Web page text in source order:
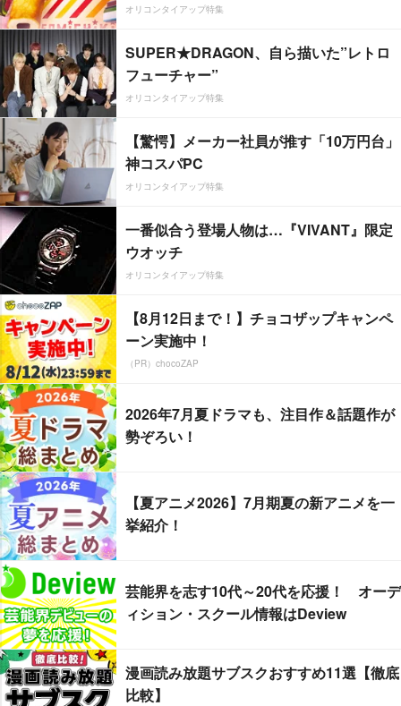
オリコンタイアップ特集
SUPER★DRAGON、自ら描いた”レトロ
フューチャー”
オリコンタイアップ特集
【驚愕】メーカー社員が推す「10万円台」
神コスパPC
オリコンタイアップ特集
一番似合う登場人物は…『VIVANT』限定
ウオッチ
オリコンタイアップ特集
【8月12日まで！】チョコザップキャンペ
ーン実施中！
（PR）chocoZAP
2026年7月夏ドラマも、注目作＆話題作が
勢ぞろい！
【夏アニメ2026】7月期夏の新アニメを一
挙紹介！
芸能界を志す10代～20代を応援！ オーデ
ィション・スクール情報はDeview
漫画読み放題サブスクおすすめ11選【徹底
比較】